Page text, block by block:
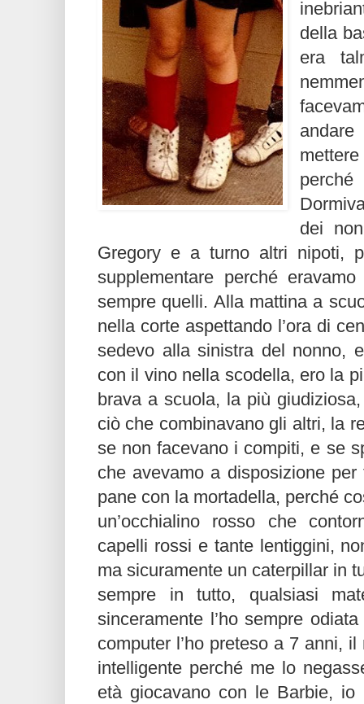
della
era
perché
dei
Gregory e a turno altri nipoti,
supplementare perché
sempre quelli. Alla mattina a
nella corte aspettando l’ora di
sedevo alla sinistra del nonno,
con il vino nella scodella, ero la
brava a scuola, la più
ciò che combinavano gli altri, la
se non facevano i compiti, e se
che avevamo a disposizione
pane con la mortadella, perché
un’occhialino rosso che
capelli rossi e tante lentiggini,
ma sicuramente un caterpillar in
sempre in tutto, qualsiasi
sinceramente l’ho sempre
computer l’ho preteso a 7 anni,
intelligente perché me lo
età giocavano con le Barbie,